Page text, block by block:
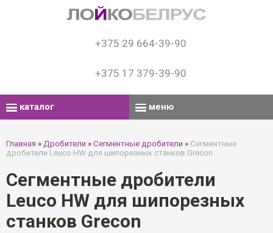
+375 29 664-39-90
+375 17 379-39-90
каталог меню
Главная » Дробители » Сегментные дробители » Сегментные
дробители Leuco HW для шипорезных станков Grecon
Сегментные дробители
Leuco HW для шипорезных
станков Grecon